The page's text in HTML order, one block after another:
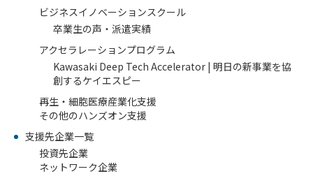
ピー
のあ
ビジネスイノベーションスクール
卒業生の声・派遣実績
アクセラレーションプログラム
Kawasaki Deep Tech Accelerator | 明日の新事業を協
創するケイエスピー
再生・細胞医療産業化支援
その他のハンズオン支援
支援先企業一覧
投資先企業
ネットワーク企業